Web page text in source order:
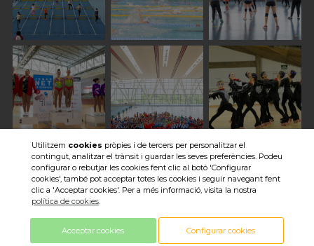
Veure totes les imatges
Utilitzem cookies pròpies i de tercers per personalitzar el
contingut, analitzar el trànsit i guardar les seves preferències. Podeu
configurar o rebutjar les cookies fent clic al botó 'Configurar
cookies', també pot acceptar totes les cookies i seguir navegant fent
clic a 'Acceptar cookies'. Per a més informació, visita la nostra
política de cookies.
Acceptar cookies Configurar cookies